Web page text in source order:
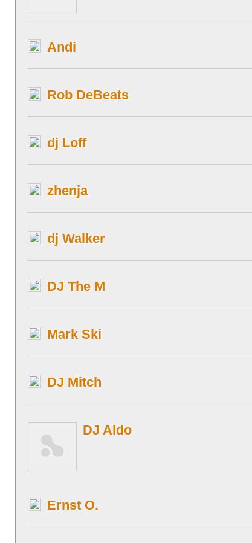
Andi
Rob DeBeats
dj Loff
zhenja
dj Walker
DJ The M
Mark Ski
DJ Mitch
DJ Aldo
Ernst O.